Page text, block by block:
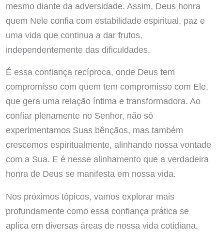
mesmo diante da adversidade. Assim, Deus honra
quem Nele confia com estabilidade espiritual, paz e
uma vida que continua a dar frutos,
independentemente das dificuldades.
É essa confiança recíproca, onde Deus tem
compromisso com quem tem compromisso com Ele,
que gera uma relação íntima e transformadora. Ao
confiar plenamente no Senhor, não só
experimentamos Suas bênçãos, mas também
crescemos espiritualmente, alinhando nossa vontade
com a Sua. E é nesse alinhamento que a verdadeira
honra de Deus se manifesta em nossa vida.
Nos próximos tópicos, vamos explorar mais
profundamente como essa confiança prática se
aplica em diversas áreas de nossa vida cotidiana,